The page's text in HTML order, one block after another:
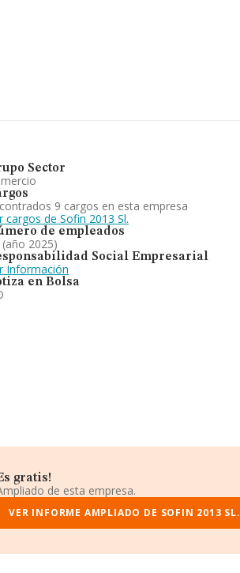
Sector
9 cargos en esta empresa
cargos de Sofin 2013 Sl.
de empleados
(año 2025)
Social Empresarial
Información
en Bolsa
gratis!
de esta empresa.
VER INFORME AMPLIADO DE SOFIN 2013 SL.